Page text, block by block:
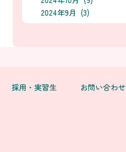
2024年9月 (3)
採用・実習生 お問い合わせ